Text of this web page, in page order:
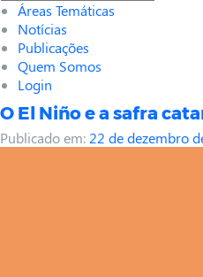
Áreas Temáticas
Notícias
Publicações
Quem Somos
Login
O El Niño e a safra
Publicado em: 22 de dezembro